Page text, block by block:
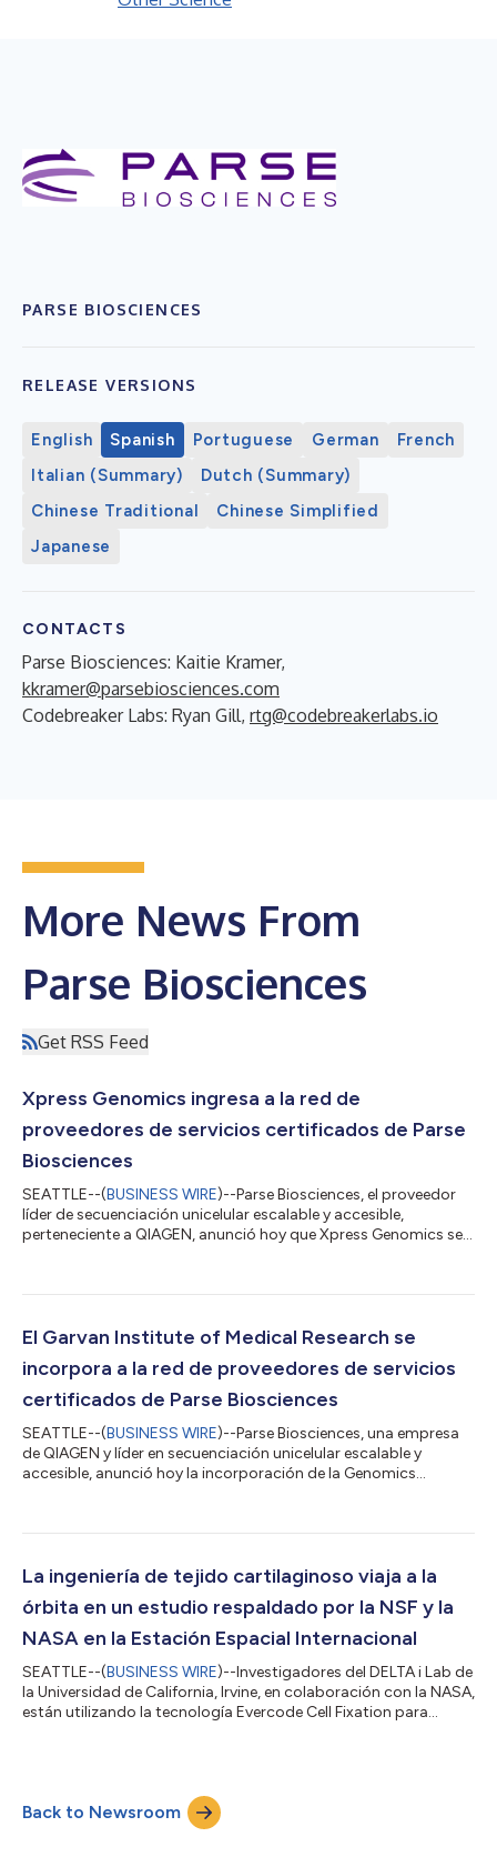
PARSE BIOSCIENCES
RELEASE VERSIONS
English Spanish Portuguese German
French
Italian (Summary)
Dutch (Summary)
Chinese Traditional
Chinese Simplified
Japanese
CONTACTS
Parse Biosciences: Kaitie Kramer,
kkramer@parsebiosciences.com
Codebreaker Labs: Ryan Gill, rtg@codebreakerlabs.io
More News From
Parse Biosciences
Get RSS Feed
Xpress Genomics ingresa a la red de
proveedores de servicios certificados de Parse
Biosciences
SEATTLE--(BUSINESS WIRE)--Parse Biosciences, el proveedor
líder de secuenciación unicelular escalable y accesible,
perteneciente a QIAGEN, anunció hoy que Xpress Genomics se
empresa en la primera en hacerlo de la región nórdica. La
la cartera de secuenciación unicelular Evercode de Parse a
El Garvan Institute of Medical Research se
incorpora a la red de proveedores de servicios
certificados de Parse Biosciences
SEATTLE--(BUSINESS WIRE)--Parse Biosciences, una empresa
de QIAGEN y líder en secuenciación unicelular escalable y
accesible, anunció hoy la incorporación de la Genomics
(Certified Service Provider, CSP). Esta alianza amplía el acceso a
calidad en Australia, la región de Asia-Pacífico y otros
mercados. El Garvan Institu...
La ingeniería de tejido cartilaginoso viaja a la
órbita en un estudio respaldado por la NSF y la
NASA en la Estación Espacial Internacional
SEATTLE--(BUSINESS WIRE)--Investigadores del DELTA i Lab de
la Universidad de California, Irvine, en colaboración con la NASA,
están utilizando la tecnología Evercode Cell Fixation para
trabajo sin precedentes, que forma parte de un proyecto
financiado por la National Science Foundation (NSF) y dirigido
por la Dra. Wendy Brown...
Back to Newsroom